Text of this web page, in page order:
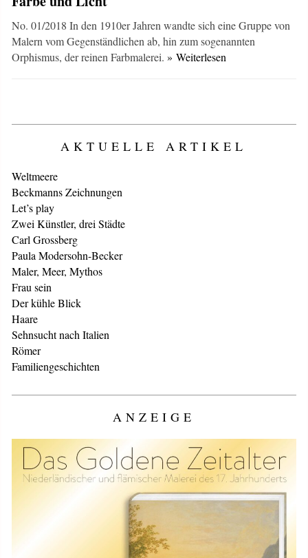
No. 01/2018 In den 1910er Jahren wandte sich eine Gruppe von
Malern vom Gegenständlichen ab, hin zum sogenannten
Orphismus, der reinen Farbmalerei.» Weiterlesen
AKTUELLE ARTIKEL
Weltmeere
Beckmanns Zeichnungen
Let’s play
Zwei Künstler, drei Städte
Carl Grossberg
Paula Modersohn-Becker
Maler, Meer, Mythos
Frau sein
Der kühle Blick
Haare
Sehnsucht nach Italien
Römer
Familiengeschichten
ANZEIGE